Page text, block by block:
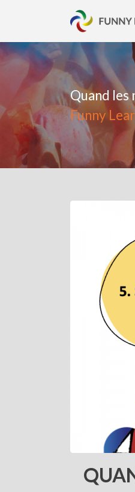
Quand les
Funny